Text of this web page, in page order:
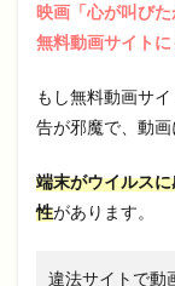
映画「心が叫び
無料動画サイトに
もし無料動画サ
告が邪魔で、動画
端末がウイルス
性があります。
違法サイトで動